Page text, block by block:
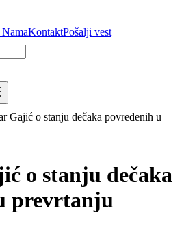
KontaktPošalji vest
Gajić o stanju dečaka povređenih u
o stanju dečaka
prevrtanju